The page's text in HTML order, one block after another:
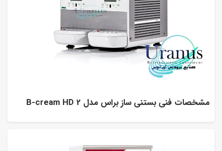
مشخصات فنی بستنی ساز براس مدل B-cream HD 2